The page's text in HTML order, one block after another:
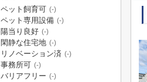
ペット飼育可 (-)
ペット専用設備 (-)
陽当り良好 (-)
閑静な住宅地 (-)
リノベーション済 (-)
事務所可 (-)
バリアフリー (-)